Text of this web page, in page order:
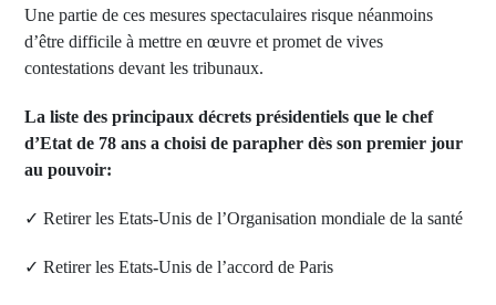
Une partie de ces mesures spectaculaires risque néanmoins
d’être difficile à mettre en œuvre et promet de vives
contestations devant les tribunaux.
La liste des principaux décrets présidentiels que le chef
d’Etat de 78 ans a choisi de parapher dès son premier jour
au pouvoir:
✓ Retirer les Etats-Unis de l’Organisation mondiale de la santé
✓ Retirer les Etats-Unis de l’accord de Paris